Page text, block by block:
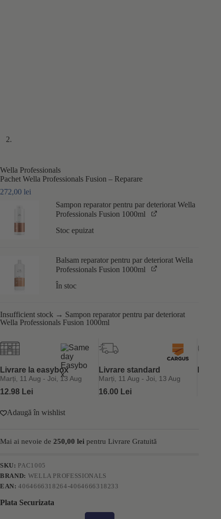
Wella Professionals
Pachet Wella Professionals Fusion – Reparare
272,00 lei
Sampon reparator pentru par deteriorat Wella
Professionals Fusion 1000ml
Stoc epuizat
Balsam reparator pentru par deteriorat Wella
Professionals Fusion 1000ml
În stoc
Insufficient stock → Sampon reparator pentru par deteriorat
Wella Professionals Fusion 1000ml
Livrare la easybox
Marți, 11 Aug - Joi, 13 Aug
12.98 Lei
Livrare standard
Marți, 11 Aug - Joi, 13 Aug
16.00 Lei
Adaugă în wishlist
Mai ai nevoie de 250,00 lei pentru Livrare Gratuită
SKU: PAC1005
BRAND: WELLA PROFESSIONALS
EAN:4064666318264-4064666318233
Plata Securizata